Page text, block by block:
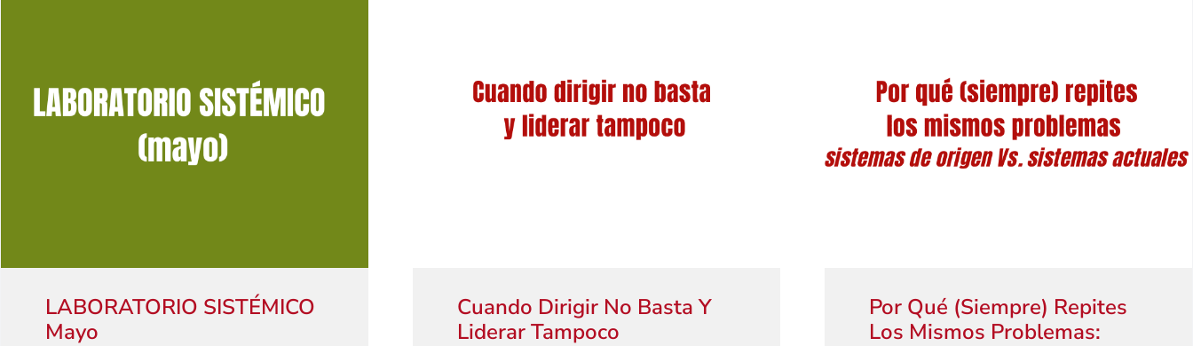
LABORATORIO SISTÉMICO
Mayo
Cuando Dirigir No Basta Y
Liderar Tampoco
Por Qué (siempre) Repites
Los Mismos Problemas: